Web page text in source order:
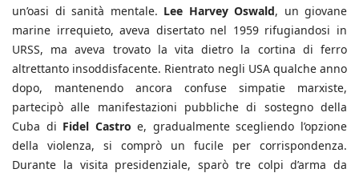
un’oasi di sanità mentale. Lee Harvey Oswald, un giovane
marine irrequieto, aveva disertato nel 1959 rifugiandosi in
URSS, ma aveva trovato la vita dietro la cortina di ferro
altrettanto insoddisfacente. Rientrato negli USA qualche anno
dopo, mantenendo ancora confuse simpatie marxiste,
partecipò alle manifestazioni pubbliche di sostegno della
Cuba di Fidel Castro e, gradualmente scegliendo l’opzione
della violenza, si comprò un fucile per corrispondenza.
Durante la visita presidenziale, sparò tre colpi d’arma da